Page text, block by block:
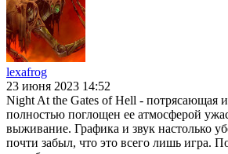
lexafrog
23 июня 2023 14:52
Night At the Gates of Hell - потрясающая
полностью поглощен ее атмосферой
выживание. Графика и звук настолько
почти забыл, что это всего лишь игра.